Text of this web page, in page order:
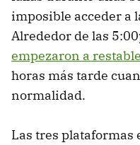
imposible acceder a
Alrededor de las
empezaron a
horas más tarde
normalidad.
Las tres